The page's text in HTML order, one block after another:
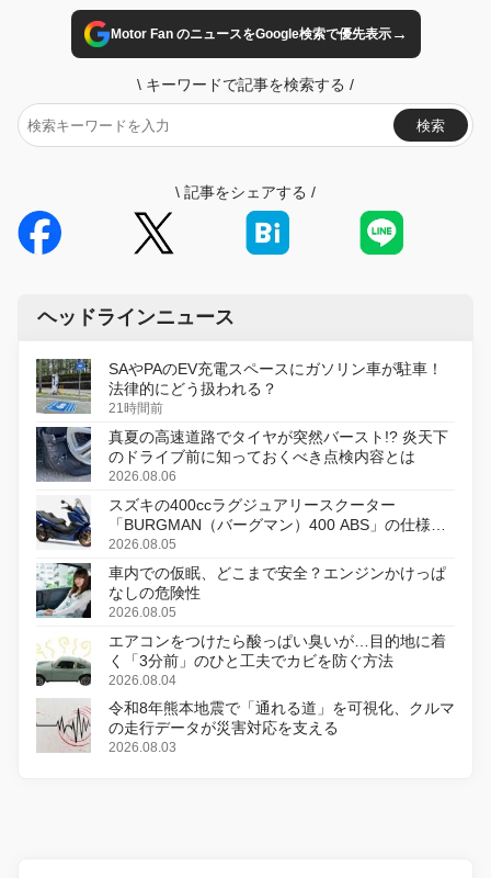
Motor Fan のニュースをGoogle検索で優先表示→
\ キーワードで記事を検索する /
検索
\ 記事をシェアする /
ヘッドラインニュース
SAやPAのEV充電スペースにガソリン車が駐車！
法律的にどう扱われる？
21時間前
真夏の高速道路でタイヤが突然バースト!? 炎天下
のドライブ前に知っておくべき点検内容とは
2026.08.06
スズキの400ccラグジュアリースクーター
「BURGMAN（バーグマン）400 ABS」の仕様を
変更し、8月18日に発売
2026.08.05
車内での仮眠、どこまで安全？エンジンかけっぱ
なしの危険性
2026.08.05
エアコンをつけたら酸っぱい臭いが…目的地に着
く「3分前」のひと工夫でカビを防ぐ方法
2026.08.04
令和8年熊本地震で「通れる道」を可視化、クルマ
の走行データが災害対応を支える
2026.08.03